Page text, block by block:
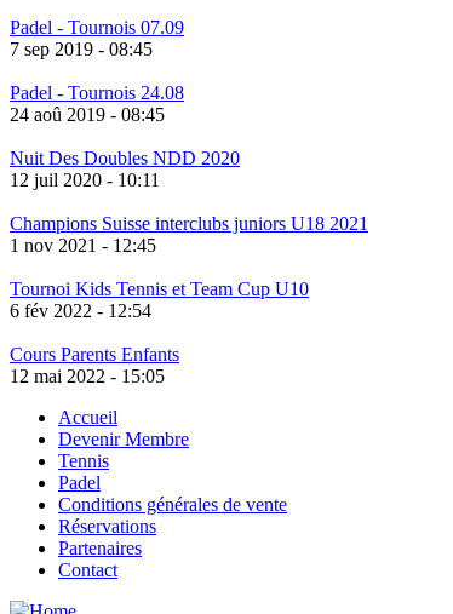
Padel - Tournois 07.09
7 sep 2019 - 08:45
Padel - Tournois 24.08
24 aoû 2019 - 08:45
Nuit Des Doubles NDD 2020
12 juil 2020 - 10:11
Champions Suisse interclubs juniors U18 2021
1 nov 2021 - 12:45
Tournoi Kids Tennis et Team Cup U10
6 fév 2022 - 12:54
Cours Parents Enfants
12 mai 2022 - 15:05
Footer
Accueil
Devenir Membre
Tennis
Padel
Conditions générales de vente
Réservations
Partenaires
Contact